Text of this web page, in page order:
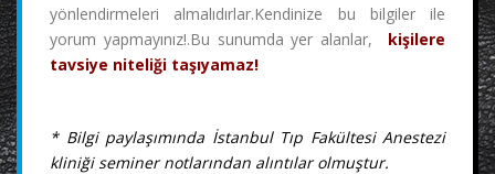
yönlendirmeleri almalıdırlar.Kendinize bu bilgiler ile
yorum yapmayınız!.Bu sunumda yer alanlar, kişilere
tavsiye niteliği taşıyamaz!
* Bilgi paylaşımında İstanbul Tıp Fakültesi Anestezi
kliniği seminer notlarından alıntılar olmuştur.